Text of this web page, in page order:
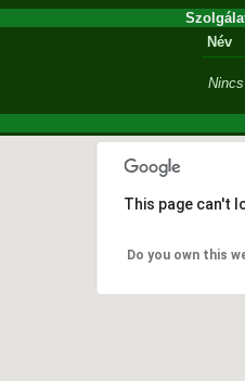
Név
This page can't
Do you own this